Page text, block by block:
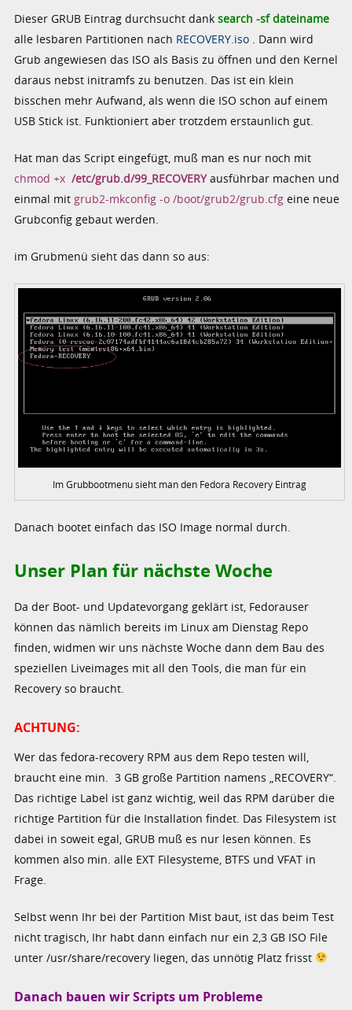
Dieser GRUB Eintrag durchsucht danksearch -sf dateiname
alle lesbaren Partitionen nach RECOVERY.iso . Dann wird
Grub angewiesen das ISO als Basis zu öffnen und den Kernel
daraus nebst initramfs zu benutzen. Das ist ein klein
bisschen mehr Aufwand, als wenn die ISO schon auf einem
USB Stick ist. Funktioniert aber trotzdem erstaunlich gut.
Hat man das Script eingefügt, muß man es nur noch mit
chmod +x/etc/grub.d/99_RECOVERYausführbar machen und
einmal mit grub2-mkconfig -o /boot/grub2/grub.cfg eine neue
Grubconfig gebaut werden.
im Grubmenü sieht das dann so aus:
Im Grubbootmenu sieht man den Fedora Recovery Eintrag
Danach bootet einfach das ISO Image normal durch.
Unser Plan für nächste Woche
Da der Boot- und Updatevorgang geklärt ist, Fedorauser
können das nämlich bereits im Linux am Dienstag Repo
finden, widmen wir uns nächste Woche dann dem Bau des
speziellen Liveimages mit all den Tools, die man für ein
Recovery so braucht.
ACHTUNG:
Wer das fedora-recovery RPM aus dem Repo testen will,
braucht eine min. 3 GB große Partition namens „RECOVERY“.
Das richtige Label ist ganz wichtig, weil das RPM darüber die
richtige Partition für die Installation findet. Das Filesystem ist
dabei in soweit egal, GRUB muß es nur lesen können. Es
kommen also min. alle EXT Filesysteme, BTFS und VFAT in
Frage.
Selbst wenn Ihr bei der Partition Mist baut, ist das beim Test
nicht tragisch, Ihr habt dann einfach nur ein 2,3 GB ISO File
unter /usr/share/recovery liegen, das unnötig Platz frisst
Danach bauen wir Scripts um Probleme